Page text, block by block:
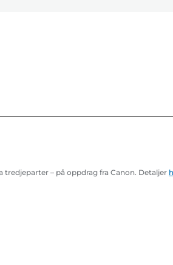
– på oppdrag fra Canon. Detaljer